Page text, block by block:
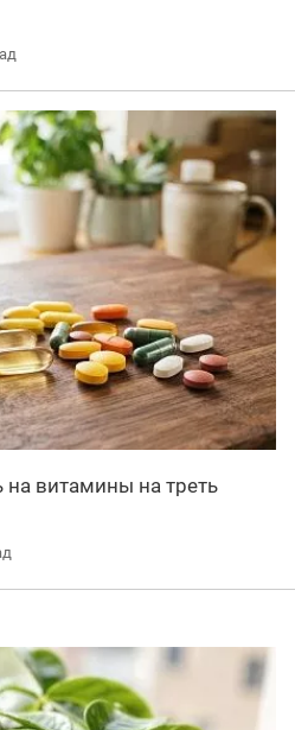
на витамины на треть